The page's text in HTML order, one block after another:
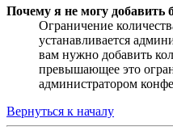
Почему я не могу добавить
Ограничение
устанавливается
вам нужно добавить
превышающее это
администратором
Вернуться к началу